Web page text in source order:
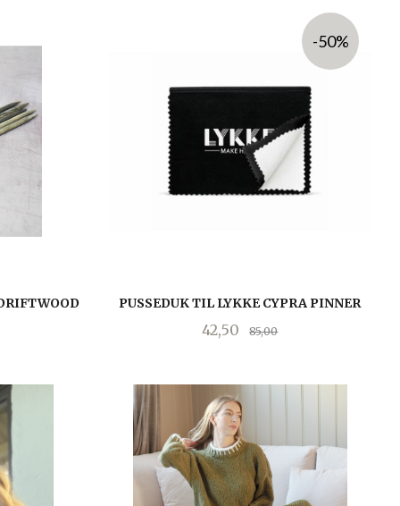
PUSSEDUK TIL LYKKE CYPRA PINNER
Tilbud
42,50 85,00Rabatt
-50%